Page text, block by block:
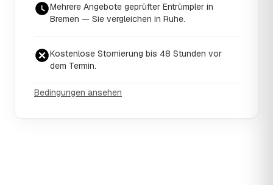
Mehrere Angebote geprüfter Entrümpler in
Bremen — Sie vergleichen in Ruhe.
Kostenlose Stornierung bis 48 Stunden vor
dem Termin.
Bedingungen ansehen